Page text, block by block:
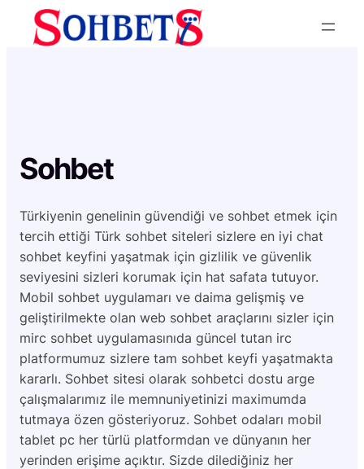
İçeriğe
Sohbet
Türkiyenin genelinin güvendiği ve sohbet etmek için
tercih ettiği Türk sohbet siteleri sizlere en iyi chat
sohbet keyfini yaşatmak için gizlilik ve güvenlik
seviyesini sizleri korumak için hat safata tutuyor.
Mobil sohbet uygulamarı ve daima gelişmiş ve
geliştirilmekte olan web sohbet araçlarını sizler için
mirc sohbet uygulamasınıda güncel tutan irc
platformumuz sizlere tam sohbet keyfi yaşatmakta
kararlı. Sohbet sitesi olarak sohbetci dostu arge
çalışmalarımız ile memnuniyetinizi maximumda
tutmaya özen gösteriyoruz. Sohbet odaları mobil
tablet pc her türlü platformdan ve dünyanın her
yerinden erişime açıktır. Sizde dilediğiniz her